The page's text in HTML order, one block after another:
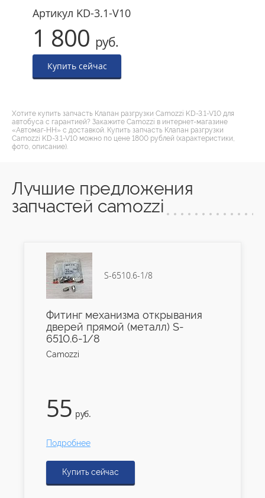
Артикул KD-3.1-V10
1 800 руб.
Купить сейчас
Хотите купить запчасть Клапан разгрузки Camozzi KD-3.1-V10 для
автобуса с гарантией? Закажите Camozzi в интернет-магазине
«Автомаг-НН» с доставкой. Купить запчасть Клапан разгрузки
Camozzi KD-3.1-V10 можно по цене 1800 рублей (характеристики,
фото, описание).
Лучшие предложения
запчастей camozzi
S-6510.6-1/8
Фитинг механизма открывания
дверей прямой (металл) S-
6510.6-1/8
Camozzi
55 руб.
Подробнее
Купить сейчас